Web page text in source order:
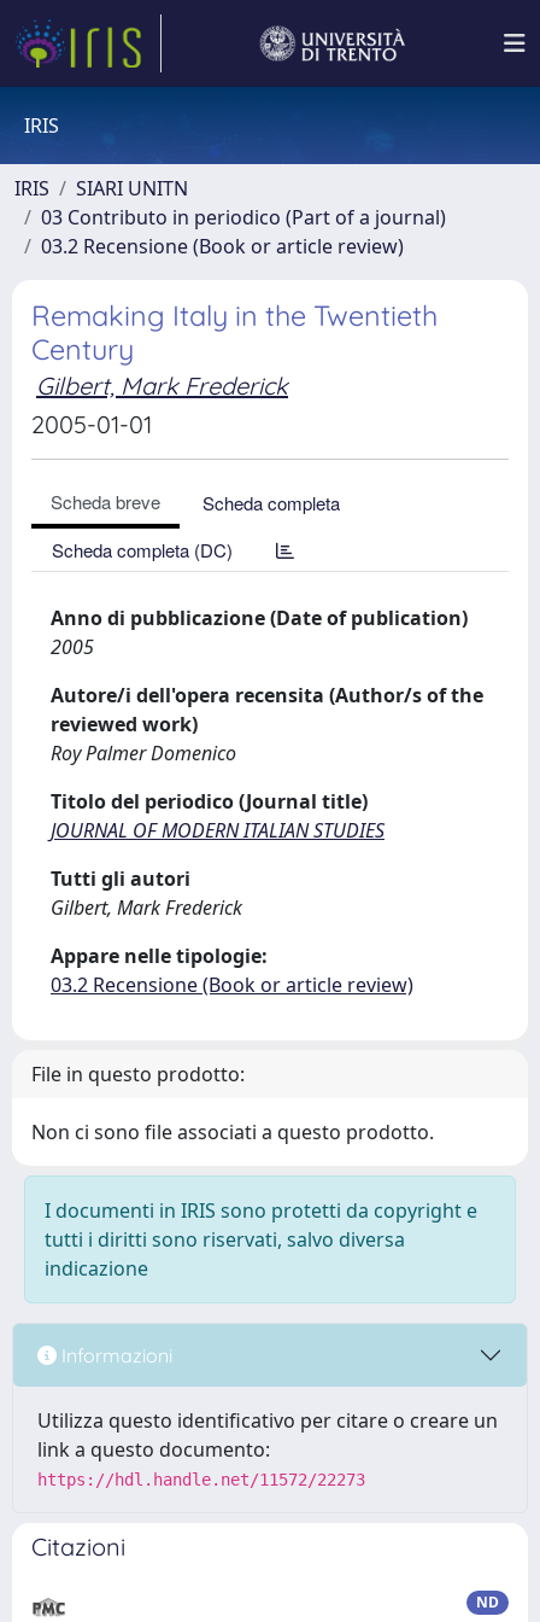
IRIS
IRIS
SIARI UNITN
03 Contributo in periodico (Part of a journal)
03.2 Recensione (Book or article review)
Remaking Italy in the Twentieth
Century
Gilbert, Mark Frederick
2005-01-01
Scheda breve
Scheda completa
Scheda completa (DC)
Anno di pubblicazione (Date of publication)
2005
Autore/i dell'opera recensita (Author/s of the
reviewed work)
Roy Palmer Domenico
Titolo del periodico (Journal title)
JOURNAL OF MODERN ITALIAN STUDIES
Tutti gli autori
Gilbert, Mark Frederick
Appare nelle tipologie:
03.2 Recensione (Book or article review)
File in questo prodotto:
Non ci sono file associati a questo prodotto.
I documenti in IRIS sono protetti da copyright e
tutti i diritti sono riservati, salvo diversa
indicazione
Informazioni
Utilizza questo identificativo per citare o creare un
link a questo documento:
https://hdl.handle.net/11572/22273
Citazioni
ND